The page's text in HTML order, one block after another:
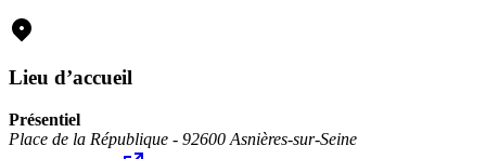
Lieu d’accueil
Présentiel
Place de la République - 92600 Asnières-sur-Seine